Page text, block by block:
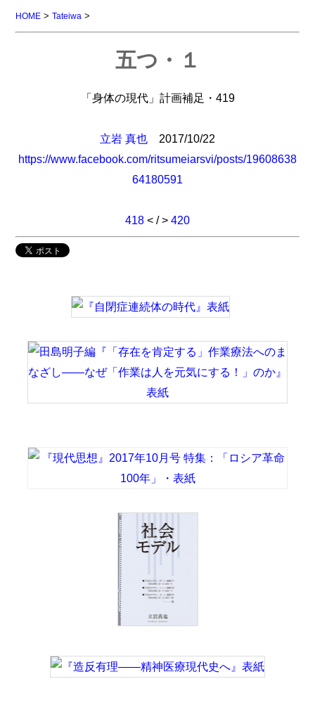
HOME >Tateiwa >
五つ・１
「身体の現代」計画補足・419
立岩 真也 2017/10/22
https://www.facebook.com/ritsumeiarsvi/posts/19608638
64180591
418 < / > 420